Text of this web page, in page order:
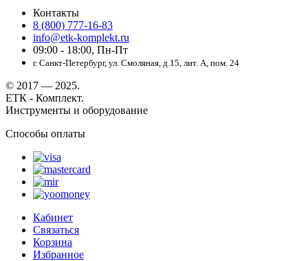
Контакты
8 (800) 777-16-83
info@etk-komplekt.ru
09:00 - 18:00, Пн-Пт
г. Санкт-Петербург, ул. Смоляная, д.15, лит. А, пом. 24
© 2017 — 2025.
ЕТК - Комплект.
Инструменты и оборудование
Способы оплаты
Кабинет
Связаться
Корзина
Избранное